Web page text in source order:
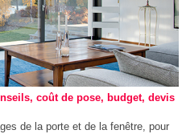
coût de pose, budget, devis
de la porte et de la fenêtre, pour